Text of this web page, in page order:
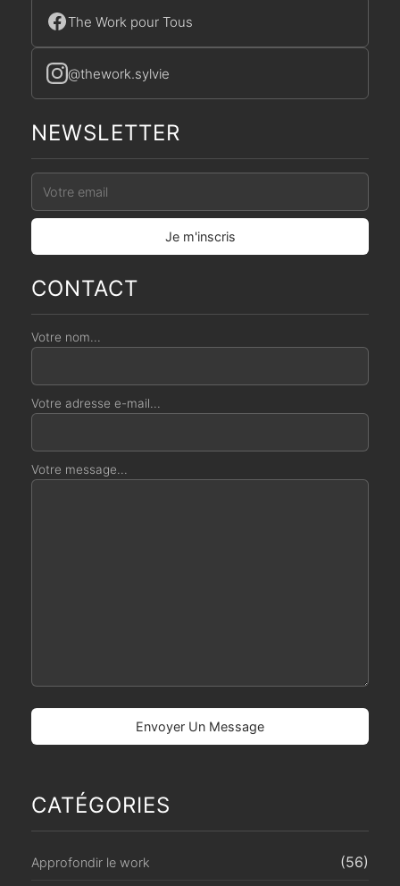
The Work pour Tous
@thework.sylvie
NEWSLETTER
CONTACT
Votre nom...
Votre adresse e-mail...
Votre message...
CATÉGORIES
Approfondir le work (56)